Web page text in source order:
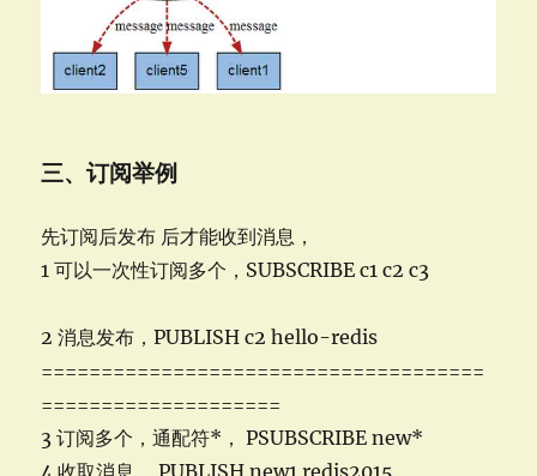
三、订阅举例
先订阅后发布 后才能收到消息，
1 可以一次性订阅多个，SUBSCRIBE c1 c2 c3
2 消息发布，PUBLISH c2 hello-redis
=====================================
====================
3 订阅多个，通配符*， PSUBSCRIBE new*
4 收取消息， PUBLISH new1 redis2015